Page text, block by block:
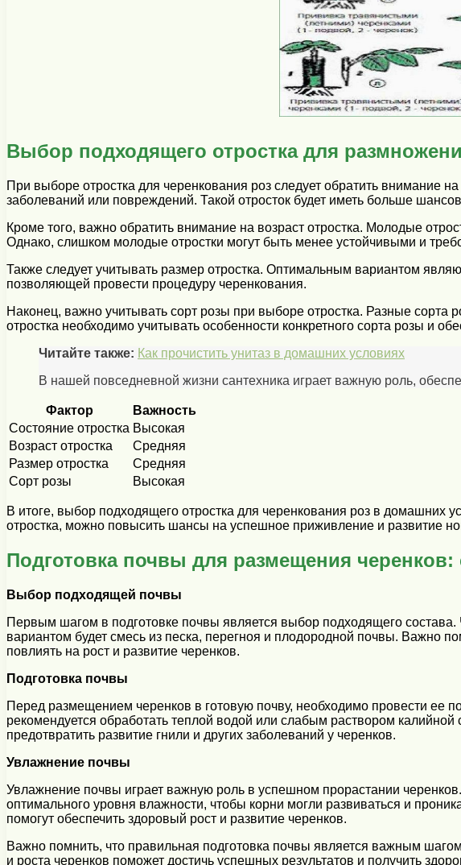
Выбор подходящего отростка для
При выборе отростка для черенкования роз следует обратить внимание
заболеваний или повреждений. Такой отросток будет иметь больше
Кроме того, важно обратить внимание на возраст отростка. Молодые
Однако, слишком молодые отростки могут быть менее устойчивыми и
Также следует учитывать размер отростка. Оптимальным вариантом
позволяющей провести процедуру черенкования.
Наконец, важно учитывать сорт розы при выборе отростка. Разные
отростка необходимо учитывать особенности конкретного сорта розы и
Читайте также: Как прочистить унитаз в домашних условиях
В нашей повседневной жизни сантехника играет важную роль,
Фактор
Важность
Состояние отростка Высокая
Возраст отростка
Средняя
Размер отростка
Средняя
Сорт розы
Высокая
В итоге, выбор подходящего отростка для черенкования роз в домашних
отростка, можно повысить шансы на успешное приживление и развитие
Подготовка почвы для размещения
Выбор подходящей почвы
Первым шагом в подготовке почвы является выбор подходящего
вариантом будет смесь из песка, перегноя и плодородной почвы. Важно
повлиять на рост и развитие черенков.
Подготовка почвы
Перед размещением черенков в готовую почву, необходимо провести ее
рекомендуется обработать теплой водой или слабым раствором
предотвратить развитие гнили и других заболеваний у черенков.
Увлажнение почвы
Увлажнение почвы играет важную роль в успешном прорастании
оптимального уровня влажности, чтобы корни могли развиваться и
помогут обеспечить здоровый рост и развитие черенков.
Важно помнить, что правильная подготовка почвы является важным
и роста черенков поможет достичь успешных результатов и получить